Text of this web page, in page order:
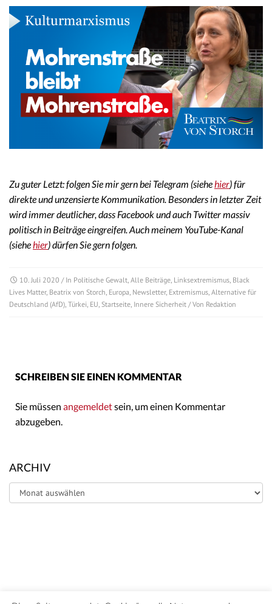
Zu guter Letzt: folgen Sie mir gern bei Telegram (siehehier) für
direkte und unzensierte Kommunikation. Besonders in letzter Zeit
wird immer deutlicher, dass Facebook und auch Twitter massiv
politisch in Beiträge eingreifen. Auch meinem YouTube-Kanal
(siehehier) dürfen Sie gern folgen.
10. Juli 2020 / In Politische Gewalt, Alle Beiträge, Linksextremismus, Black
Lives Matter, Beatrix von Storch, Europa, Newsletter, Extremismus, Alternative für
Deutschland (AfD), Türkei, EU, Startseite, Innere Sicherheit / Von Redaktion
SCHREIBEN SIE EINEN KOMMENTAR
Sie müssen angemeldetsein, um einen Kommentar
abzugeben.
ARCHIV
Archiv